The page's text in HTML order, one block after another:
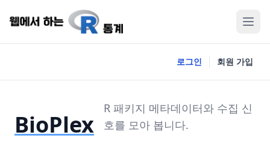
로그인 회원 가입
BioPlex
R 패키지 메타데이터와 수집 신
호를 모아 봅니다.